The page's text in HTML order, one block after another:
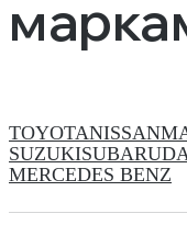
TOYOTANISSAN
SUZUKISUBARU
MERCEDES BENZ